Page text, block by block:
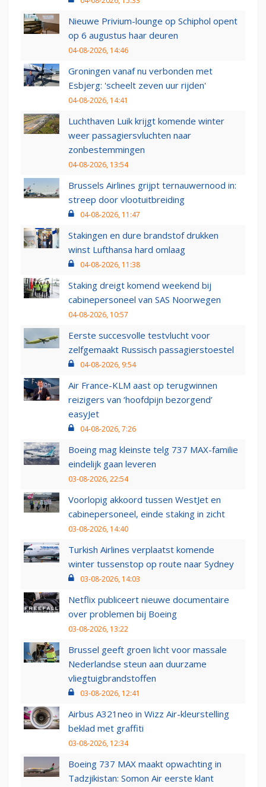
Nieuwe Privium-lounge op Schiphol opent
op 6 augustus haar deuren
04-08-2026, 14:46
Groningen vanaf nu verbonden met
Esbjerg: 'scheelt zeven uur rijden'
04-08-2026, 14:41
Luchthaven Luik krijgt komende winter
weer passagiersvluchten naar
zonbestemmingen
04-08-2026, 13:54
Brussels Airlines grijpt ternauwernood in:
streep door vlootuitbreiding
04-08-2026, 11:47
Stakingen en dure brandstof drukken
winst Lufthansa hard omlaag
04-08-2026, 11:38
Staking dreigt komend weekend bij
cabinepersoneel van SAS Noorwegen
04-08-2026, 10:57
Eerste succesvolle testvlucht voor
zelfgemaakt Russisch passagierstoestel
04-08-2026, 9:54
Air France-KLM aast op terugwinnen
reizigers van ‘hoofdpijn bezorgend’
easyJet
04-08-2026, 7:26
Boeing mag kleinste telg 737 MAX-familie
eindelijk gaan leveren
03-08-2026, 22:54
Voorlopig akkoord tussen WestJet en
cabinepersoneel, einde staking in zicht
03-08-2026, 14:40
Turkish Airlines verplaatst komende
winter tussenstop op route naar Sydney
03-08-2026, 14:03
Netflix publiceert nieuwe documentaire
over problemen bij Boeing
03-08-2026, 13:22
Brussel geeft groen licht voor massale
Nederlandse steun aan duurzame
vliegtuigbrandstoffen
03-08-2026, 12:41
Airbus A321neo in Wizz Air-kleurstelling
beklad met graffiti
03-08-2026, 12:34
Boeing 737 MAX maakt opwachting in
Tadzjikistan: Somon Air eerste klant